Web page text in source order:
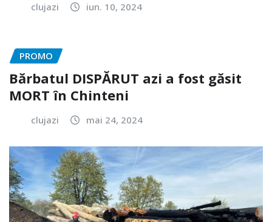
clujazi iun. 10, 2024
PROMO
Bărbatul DISPĂRUT azi a fost găsit
MORT în Chinteni
clujazi mai 24, 2024